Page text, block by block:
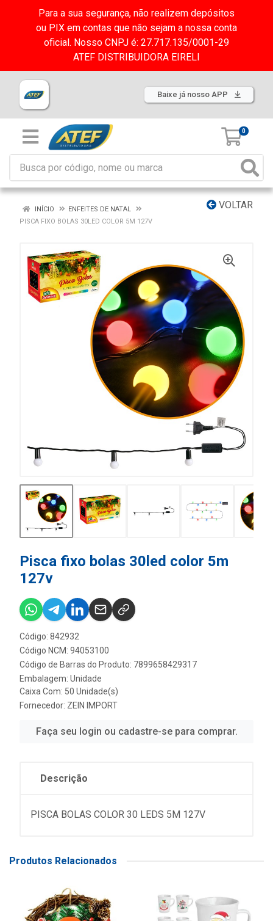
Para a sua segurança, não realizem depósitos
ou PIX em contas que não sejam a nossa conta
oficial. Nosso CNPJ é: 27.717.135/0001-29
ATEF DISTRIBUIDORA EIRELI
Baixe já nosso APP
0
VOLTAR
INÍCIO
ENFEITES DE NATAL
PISCA FIXO BOLAS 30LED COLOR 5M 127V
Pisca fixo bolas 30led color 5m
127v
Código: 842932
Código NCM: 94053100
Código de Barras do Produto: 7899658429317
Embalagem: Unidade
Caixa Com: 50 Unidade(s)
Fornecedor: ZEIN IMPORT
Faça seu login ou cadastre-se para comprar.
Descrição
PISCA BOLAS COLOR 30 LEDS 5M 127V
Produtos Relacionados